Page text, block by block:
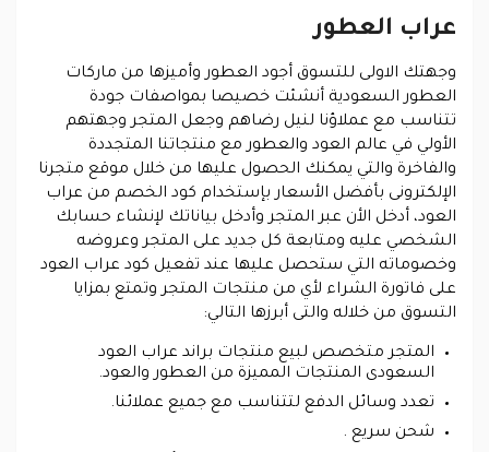
عراب العطور
وجهتك الاولى للتسوق أجود العطور وأميزها من ماركات
العطور السعودية أنشئت خصيصا بمواصفات جودة
تتناسب مع عملاؤنا لنيل رضاهم وجعل المتجر وجهتهم
الأولي في عالم العود والعطور مع منتجاتنا المتجددة
والفاخرة والتي يمكنك الحصول عليها من خلال موقع متجرنا
الإلكترونى بأفضل الأسعار بإستخدام كود الخصم من عراب
العود، أدخل الأن عبر المتجر وأدخل بياناتك لإنشاء حسابك
الشخصي عليه ومتابعة كل جديد على المتجر وعروضه
وخصوماته التي ستحصل عليها عند تفعيل كود عراب العود
على فاتورة الشراء لأي من منتجات المتجر وتمتع بمزايا
التسوق من خلاله والتى أبرزها التالي:
المتجر متخصص لبيع منتجات براند عراب العود
السعودى المنتجات المميزة من العطور والعود.
تعدد وسائل الدفع لتتناسب مع جميع عملائنا.
شحن سريع .